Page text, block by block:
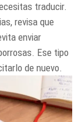
traducir.
revisa que
enviar
Ese tipo
de nuevo.